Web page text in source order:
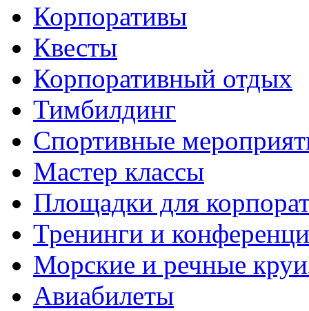
Корпоративы
Квесты
Корпоративный отдых
Тимбилдинг
Спортивные
Мастер классы
Площадки для
Тренинги и
Морские и речные
Авиабилеты